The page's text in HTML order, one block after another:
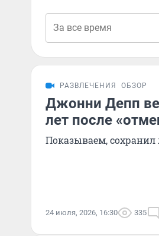
РАЗВЛЕЧЕНИЯ ОБЗОР
Джонни Депп
лет после
Показываем,
24 июля, 2026, 16:30 335